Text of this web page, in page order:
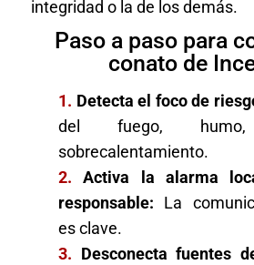
integridad o la de los demás.
Paso a paso para
conato de
1. Detecta el foco de
del fuego,
sobrecalentamiento.
2.
Activa la alarma
responsable: La
es clave.
3. Desconecta fuentes